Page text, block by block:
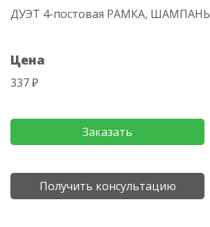
ДУЭТ 4-постовая РАМКА, ШАМПАНЬ
Цена
337 ₽
Заказать
Получить консультацию